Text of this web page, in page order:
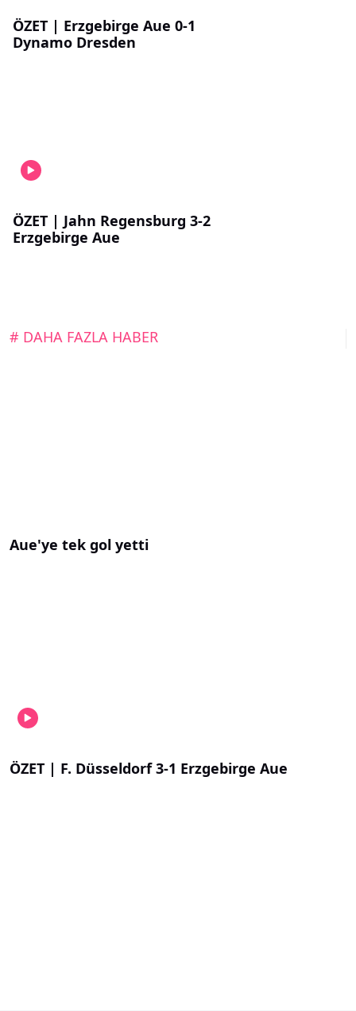
ÖZET | Erzgebirge Aue 0-1
Dynamo Dresden
ÖZET | Jahn Regensburg 3-2
Erzgebirge Aue
# DAHA FAZLA HABER
Aue'ye tek gol yetti
ÖZET | F. Düsseldorf 3-1 Erzgebirge Aue